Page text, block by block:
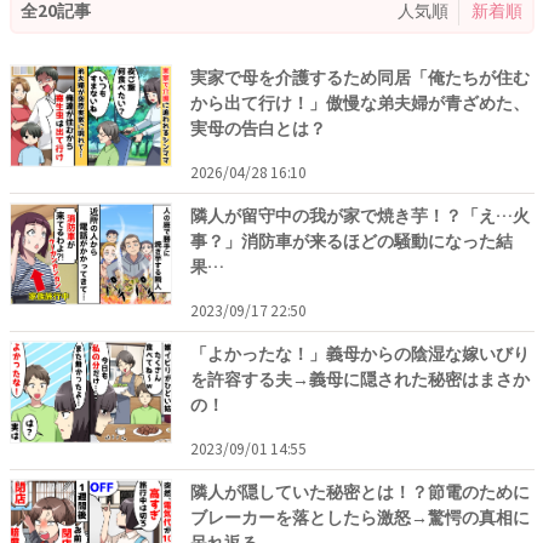
全20記事 人気順 新着順
実家で母を介護するため同居「俺たちが住む
から出て行け！」傲慢な弟夫婦が青ざめた、
実母の告白とは？
2026/04/28 16:10
隣人が留守中の我が家で焼き芋！？「え…火
事？」消防車が来るほどの騒動になった結
果…
2023/09/17 22:50
「よかったな！」義母からの陰湿な嫁いびり
を許容する夫→義母に隠された秘密はまさか
の！
2023/09/01 14:55
隣人が隠していた秘密とは！？節電のために
ブレーカーを落としたら激怒→驚愕の真相に